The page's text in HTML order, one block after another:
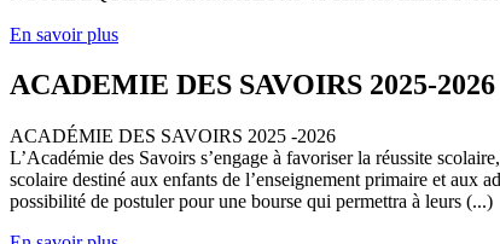
En savoir plus
ACADEMIE DES SAVOIRS 2025-2026
ACADÉMIE DES SAVOIRS 2025 -2026
L’Académie des Savoirs s’engage à favoriser la réussite
scolaire destiné aux enfants de l’enseignement primaire et aux
possibilité de postuler pour une bourse qui permettra à leurs (...)